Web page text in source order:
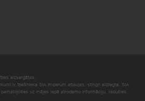
aizsargātas.
īpašnieka SIA Imperum atļaujas, stingri aizliegta. SIA
uz mājas lapā atrodamo informāciju, radušies